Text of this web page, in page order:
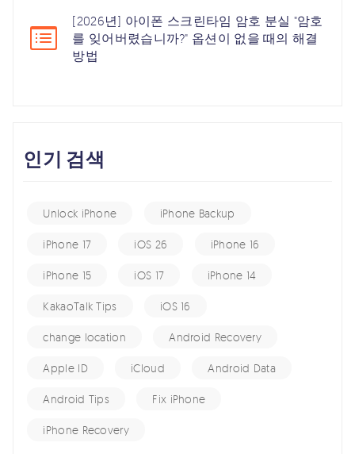
[2026년] 아이폰 스크린타임 암호 분실 "암호
를 잊어버렸습니까?" 옵션이 없을 때의 해결
방법
인기 검색
Unlock iPhone iPhone Backup
iPhone 17 iOS 26 iPhone 16
iPhone 15 iOS 17 iPhone 14
KakaoTalk Tips iOS 16
change location Android Recovery
Apple ID iCloud Android Data
Android Tips Fix iPhone
iPhone Recovery